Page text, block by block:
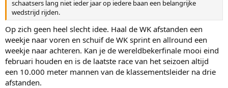
schaatsers lang niet ieder jaar op iedere baan een belangrijke
wedstrijd rijden.
Op zich geen heel slecht idee. Haal de WK afstanden een
weekje naar voren en schuif de WK sprint en allround een
weekje naar achteren. Kan je de wereldbekerfinale mooi eind
februari houden en is de laatste race van het seizoen altijd
een 10.000 meter mannen van de klassementsleider na drie
afstanden.